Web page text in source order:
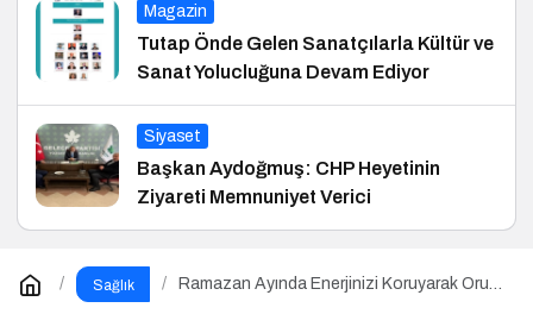
Magazin
Tutap Önde Gelen Sanatçılarla Kültür ve
Sanat Yolucluğuna Devam Ediyor
Siyaset
Başkan Aydoğmuş: CHP Heyetinin
Ziyareti Memnuniyet Verici
Sağlık
Ramazan Ayında Enerjinizi Koruyarak Oruç